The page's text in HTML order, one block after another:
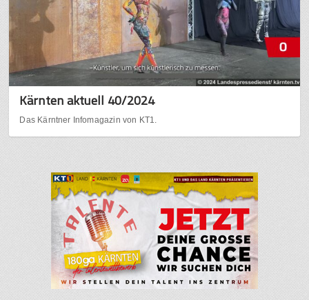
Kärnten aktuell 40/2024
Das Kärntner Infomagazin von KT1.